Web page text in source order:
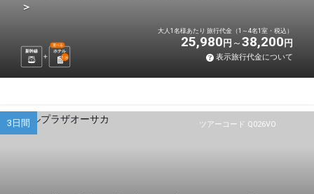
＞
新幹線 ホテル
選べる
1 泊
大人1名様あたり 旅行代金（1～4名1室・税込）
25,980 円 38,200 円
表示旅行代金について
ツアーコード Q026VO
3日間